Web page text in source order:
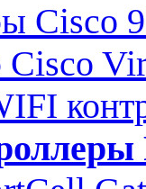
Cisco
Cisco